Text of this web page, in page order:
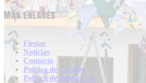
Más enlaces
Fiestas
Noticias
Contacto
Politica de Cookies
Politica de Privacidad